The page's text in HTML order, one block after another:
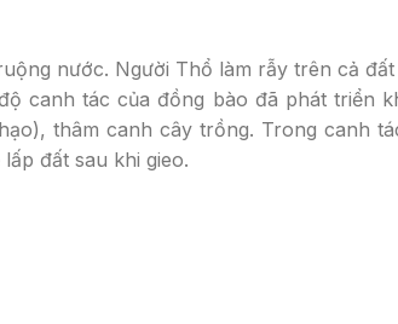
nước. Người Thổ làm rẫy trên cả
canh tác của đồng bào đã phát triển
thâm canh cây trồng. Trong canh
đất sau khi gieo.